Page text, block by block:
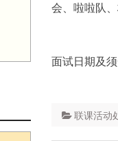
会、啦啦队
面试日期及
联课活动